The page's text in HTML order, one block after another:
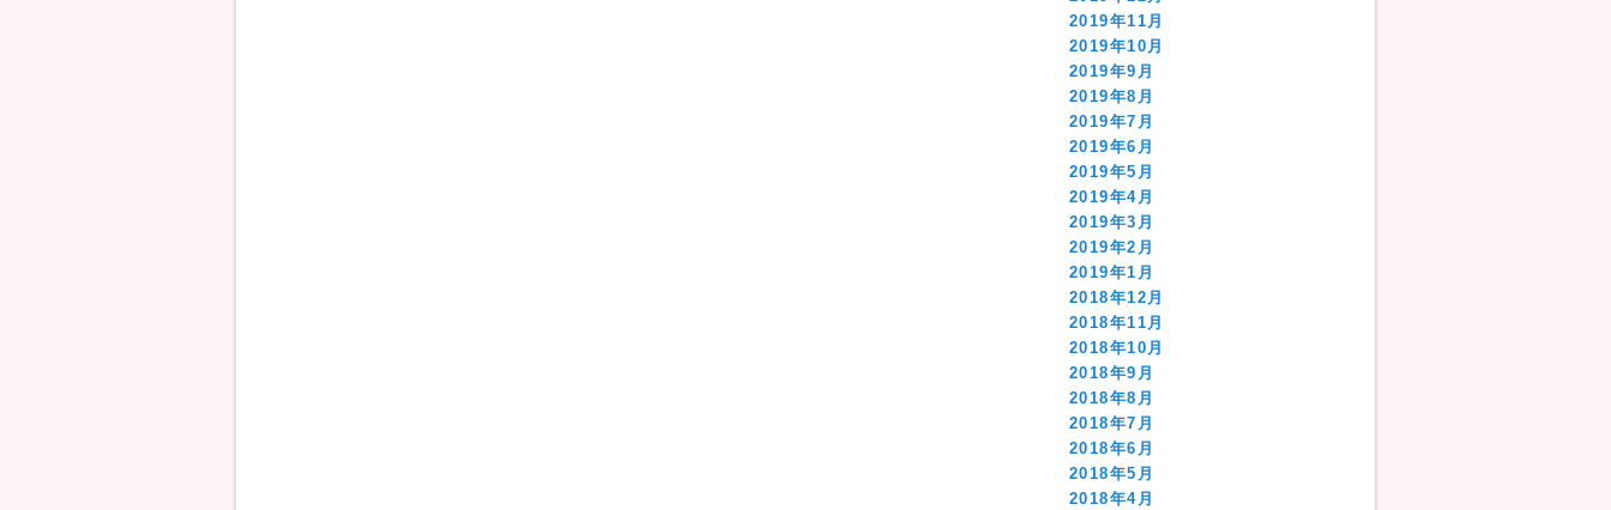
2019年11月
2019年10月
2019年9月
2019年8月
2019年7月
2019年6月
2019年5月
2019年4月
2019年3月
2019年2月
2019年1月
2018年12月
2018年11月
2018年10月
2018年9月
2018年8月
2018年7月
2018年6月
2018年5月
2018年4月